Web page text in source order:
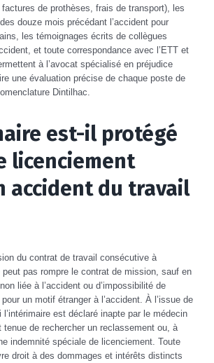
de prothèses, frais de transport), les
douze mois précédant l’accident pour
les témoignages écrits de collègues
et toute correspondance avec l’ETT et
à l’avocat spécialisé en préjudice
une évaluation précise de chaque poste de
Dintilhac.
est-il protégé
licenciement
accident du travail
du contrat de travail consécutive à
peut pas rompre le contrat de mission, sauf en
liée à l’accident ou d’impossibilité de
un motif étranger à l’accident. À l’issue de
l’intérimaire est déclaré inapte par le médecin
tenue de rechercher un reclassement ou, à
indemnité spéciale de licenciement. Toute
droit à des dommages et intérêts distincts